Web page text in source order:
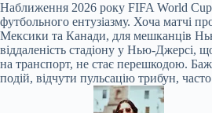
Наближення 2026 року FIFA World
футбольного ентузіазму. Хоча матчі
Мексики та Канади, для мешканців
віддаленість стадіону у Нью-Джерсі,
на транспорт, не стає перешкодою.
подій, відчути пульсацію трибун,